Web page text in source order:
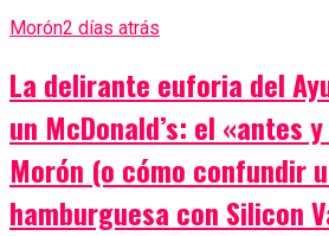
Morón2 días atrás
La delirante euforia del
un McDonald’s: el «antes
Morón (o cómo confundir
hamburguesa con Silicon